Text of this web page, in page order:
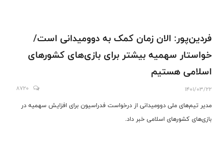
فردین‌پور: الان زمان کمک به دوومیدانی است/
خواستار سهمیه بیشتر برای بازی‌های کشورهای
اسلامی هستیم
1401/03/22
8720
مدیر تیم‌های ملی دوومیدانی از درخواست فدراسیون برای افزایش سهمیه در
بازی‌های کشورهای اسلامی خبر داد.